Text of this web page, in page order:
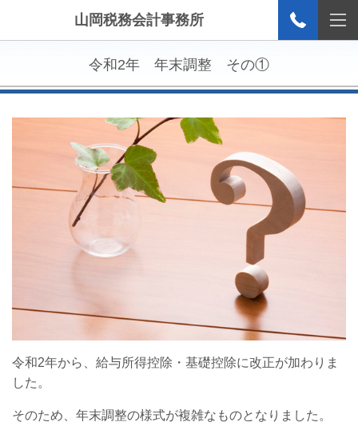
山岡税務会計事務所
令和2年 年末調整 その①
令和2年から、給与所得控除・基礎控除に改正が加わりま
した。
そのため、年末調整の様式が複雑なものとなりました。